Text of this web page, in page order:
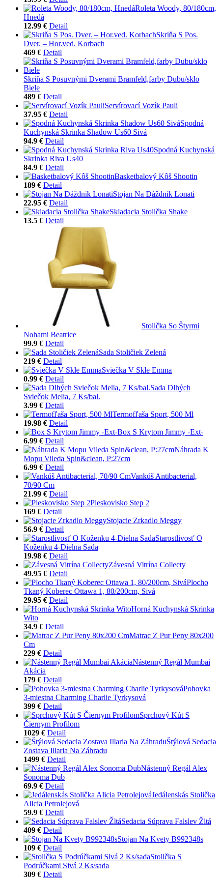
Roleta Woody, 80/180cm,
Hnedá
12.99 € Detail
Skriňa S Pos.
Dver. – Hor.ved. Korbach
469 € Detail
Skriňa S Posuvnými Dverami Bramfeld,farby Dubu/sklo
Biele
489 € Detail
Servírovací Vozík Pauli
37.95 € Detail
Spodná
Kuchynská Skrinka Shadow Us60 Sivá
94.9 € Detail
Spodná Kuchynská
Skrinka Riva Us40
84.9 € Detail
Basketbalový Kôš Shootin
189 € Detail
Stojan Na Dáždnik Lonati
22.95 € Detail
Skladacia Stolička Shake
13.5 € Detail
Stolička So Štyrmi
Nohami Beatrice
99.9 € Detail
Sada Stoličiek Zelená
219 € Detail
Sviečka V Skle Emma
0.99 € Detail
Sada Dlhých
Sviečok Melia, 7 Ks/bal.
3.99 € Detail
Termofľaša Sport, 500 Ml
19.98 € Detail
Box S Krytom Jimmy -Ext-
6.99 € Detail
Náhrada K
Mopu Vileda Spin&clean, P:27cm
6.99 € Detail
Vankúš Antibacterial,
70/90 Cm
21.99 € Detail
Pieskovisko Step 2
169 € Detail
Stojacie Zrkadlo Meggy
56.9 € Detail
Starostlivosť O
Koženku 4-Dielna Sada
19.98 € Detail
Závesná Vitrína Collecty
49.95 € Detail
Plocho
Tkaný Koberec Ottawa 1, 80/200cm, Sivá
29.95 € Detail
Horná Kuchynská Skrinka
Wito
34.9 € Detail
Matrac Z Pur Peny 80x200
Cm
229 € Detail
Nástenný Regál Mumbai
Akácia
179 € Detail
Pohovka
3-miestna Charming Charlie Tyrkysová
399 € Detail
Sprchový Kút S
Čiernym Profilom
1029 € Detail
Štýlová Sedacia
Zostava Illaria Na Záhradu
1499 € Detail
Nástenný Regál Alex
Sonoma Dub
69.9 € Detail
Jedálenskás Stolička
Alicia Petrolejová
59.9 € Detail
Sedacia Súprava Falslev Žltá
409 € Detail
Stojan Na Kvety B992348s
109 € Detail
Stolička S
Podrúčkami Sivá 2 Ks/sada
309 € Detail